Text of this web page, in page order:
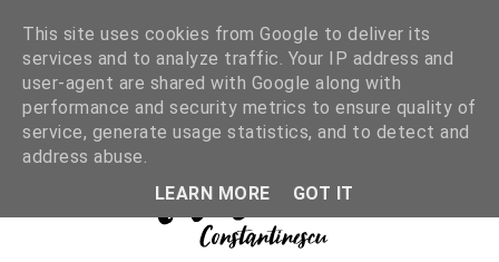
This site uses cookies from Google to deliver its
services and to analyze traffic. Your IP address and
user-agent are shared with Google along with
performance and security metrics to ensure quality of
service, generate usage statistics, and to detect and
address abuse.
LEARN MORE
GOT IT